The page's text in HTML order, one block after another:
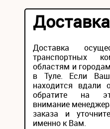
Доставка
транспортных
областям и
в Туле. Если
находится вдали
обратите на
внимание
заказа и
именно к Вам.